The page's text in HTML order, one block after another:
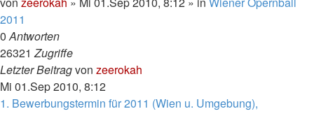
2011
0Antworten
26321Zugriffe
Letzter Beitragvon zeerokah
Mi 01.Sep 2010, 8:12
1. Bewerbungstermin für 2011 (Wien u. Umgebung),